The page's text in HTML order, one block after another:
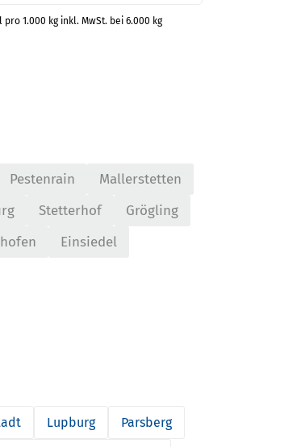
1.000 kg inkl. MwSt. bei 6.000 kg
Pestenrain
Mallerstetten
Stetterhof
Grögling
Einsiedel
Lupburg Parsberg